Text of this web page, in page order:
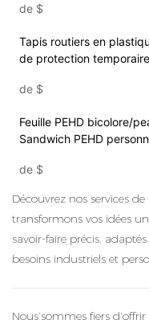
irrégulière
de $
Tapis routiers en
de protection
de construction de
camion international
lourd
de $
Feuille PEHD bicolore/
Sandwich PEHD
plastique résistant aux UV
de $
Découvrez nos services
transformons vos idées
savoir-faire précis,
besoins industriels et
Nous’sommes fiers d'offrir